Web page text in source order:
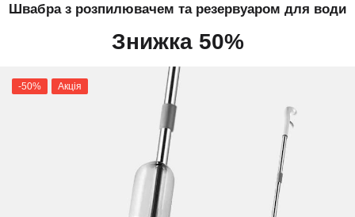
Швабра з розпилювачем та резервуаром для води
Знижка 50%
-50% Акція